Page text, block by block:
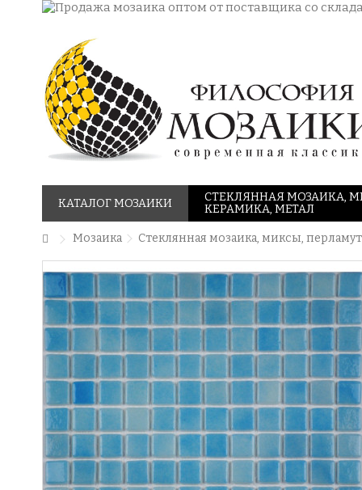
КАТАЛОГ МОЗАИКИ
СТЕКЛЯННАЯ МОЗАИКА,
КЕРАМИКА, МЕТАЛ
Мозаика Стеклянная мозаика, миксы,